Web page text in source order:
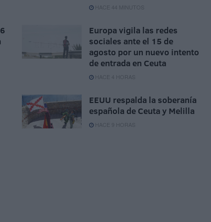
HACE 44 MINUTOS
Europa vigila las redes
sociales ante el 15 de
agosto por un nuevo intento
de entrada en Ceuta
HACE 4 HORAS
EEUU respalda la soberanía
española de Ceuta y Melilla
HACE 9 HORAS